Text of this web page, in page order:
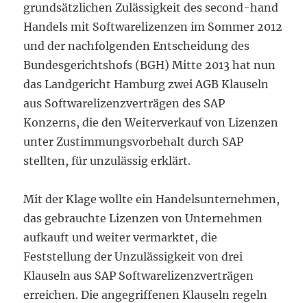
grundsätzlichen Zulässigkeit des second-hand
Handels mit Softwarelizenzen im Sommer 2012
und der nachfolgenden Entscheidung des
Bundesgerichtshofs (BGH) Mitte 2013 hat nun
das Landgericht Hamburg zwei AGB Klauseln
aus Softwarelizenzverträgen des SAP
Konzerns, die den Weiterverkauf von Lizenzen
unter Zustimmungsvorbehalt durch SAP
stellten, für unzulässig erklärt.
Mit der Klage wollte ein Handelsunternehmen,
das gebrauchte Lizenzen von Unternehmen
aufkauft und weiter vermarktet, die
Feststellung der Unzulässigkeit von drei
Klauseln aus SAP Softwarelizenzverträgen
erreichen. Die angegriffenen Klauseln regeln